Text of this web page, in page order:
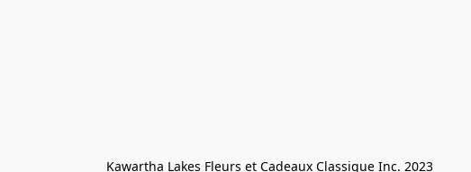
Kawartha Lakes Fleurs et Cadeaux Classique Inc. 2023